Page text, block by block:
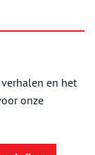
en het
onze